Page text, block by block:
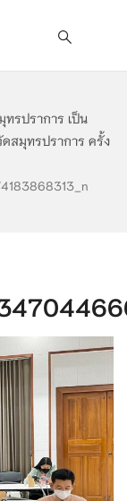
ทรปราการ เป็น
สมุทรปราการ ครั้ง